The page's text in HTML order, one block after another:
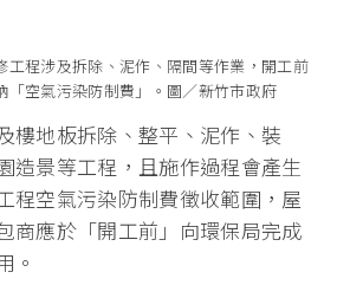
工程涉及拆除、泥作、隔間等作業，開工前
「空氣污染防制費」。圖／新竹市政府
樓地板拆除、整平、泥作、裝
造景等工程，且施作過程會產生
程空氣污染防制費徵收範圍，屋
商應於「開工前」向環保局完成
。